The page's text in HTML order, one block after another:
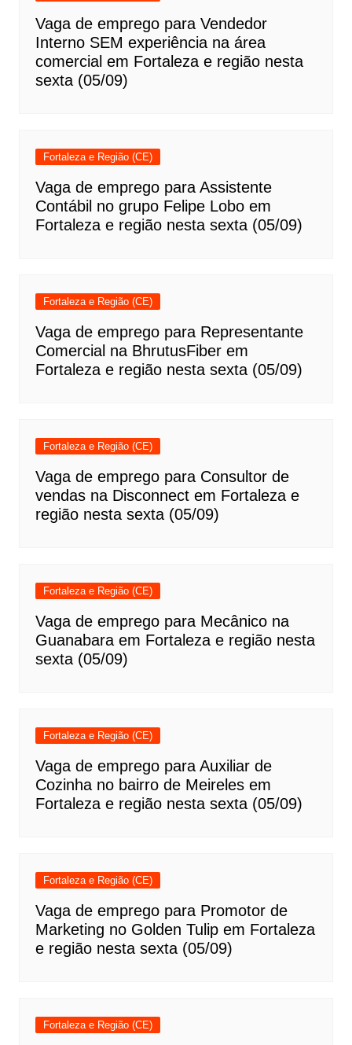
Vaga de emprego para Vendedor
Interno SEM experiência na área
comercial em Fortaleza e região nesta
sexta (05/09)
Fortaleza e Região (CE)
Vaga de emprego para Assistente
Contábil no grupo Felipe Lobo em
Fortaleza e região nesta sexta (05/09)
Fortaleza e Região (CE)
Vaga de emprego para Representante
Comercial na BhrutusFiber em
Fortaleza e região nesta sexta (05/09)
Fortaleza e Região (CE)
Vaga de emprego para Consultor de
vendas na Disconnect em Fortaleza e
região nesta sexta (05/09)
Fortaleza e Região (CE)
Vaga de emprego para Mecânico na
Guanabara em Fortaleza e região nesta
sexta (05/09)
Fortaleza e Região (CE)
Vaga de emprego para Auxiliar de
Cozinha no bairro de Meireles em
Fortaleza e região nesta sexta (05/09)
Fortaleza e Região (CE)
Vaga de emprego para Promotor de
Marketing no Golden Tulip em Fortaleza
e região nesta sexta (05/09)
Fortaleza e Região (CE)